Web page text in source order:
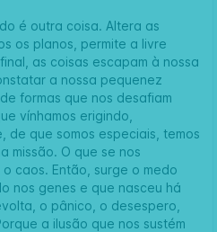
é outra coisa. Altera as
os planos, permite a livre
as coisas escapam à nossa
a nossa pequenez
formas que nos desafiam
vínhamos erigindo,
de que somos especiais, temos
missão. O que se nos
caos. Então, surge o medo
nos genes e que nasceu há
o pânico, o desespero,
a ilusão que nos sustém